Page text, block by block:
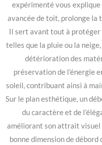
expérimenté vous
avancée de toit, prolonge la
Il sert avant tout à protéger
telles que la pluie ou la
détérioration des
préservation de l’énergie
soleil, contribuant ainsi à
Sur le plan esthétique, un
du caractère et de
améliorant son attrait visuel
bonne dimension de